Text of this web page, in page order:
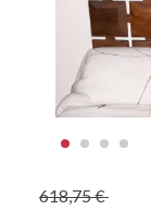
618,75 €